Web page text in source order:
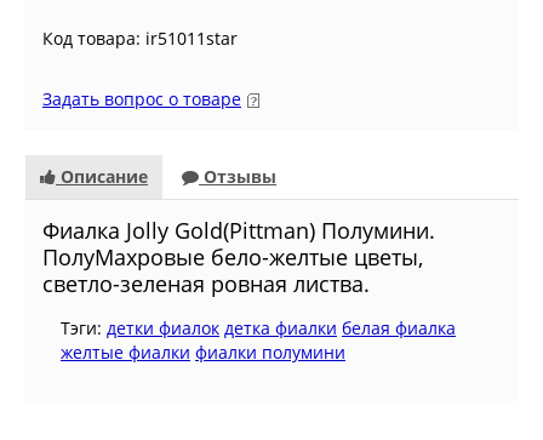
Код товара: ir51011star
Задать вопрос о товаре
Описание Отзывы
Фиалкa Jolly Gold(Pittman) Полумини.
ПолуМахровые бело-желтые цветы,
светло-зеленая ровная листва.
Тэги: детки фиалок детка фиалки белая фиалка
желтые фиалки фиалки полумини